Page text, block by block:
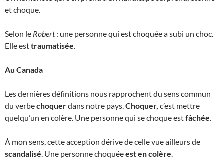
et choque.
Selon le Robert: une personne qui est choquée a subi un choc.
Elle esttraumatisée.
Au Canada
Les dernières définitions nous rapprochent du sens commun
du verbechoquerdans notre pays.Choquer, c’est mettre
quelqu’un en colère. Une personne qui se choque estfâchée.
À mon sens, cette acception dérive de celle vue ailleurs de
scandalisé. Une personne choquéeest en colère.